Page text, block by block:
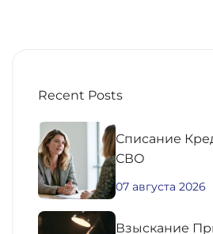
Recent Posts
Списание
СВО
07 августа 2026
Взыскание